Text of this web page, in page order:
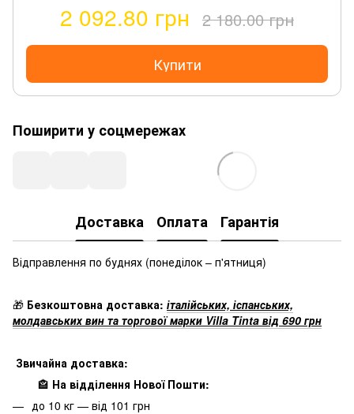
2 092.80 грн 2 180.00 грн
Купити
Поширити у соцмережах
Доставка Оплата Гарантія
Відправлення по буднях (понеділок – п'ятниця)
🎁 Безкоштовна доставка: італійських, іспанських,
молдавських вин та торгової марки Villa Tinta від 690 грн
Звичайна доставка:
🏤 На відділення Нової Пошти:
до 10 кг — від 101 грн